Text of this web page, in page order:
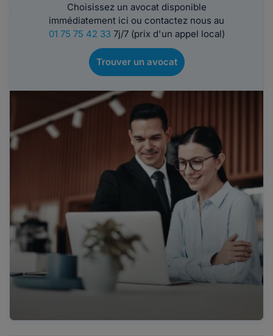
Choisissez un avocat disponible
immédiatement ici ou contactez nous au
01 75 75 42 337j/7 (prix d'un appel local)
Trouver un avocat